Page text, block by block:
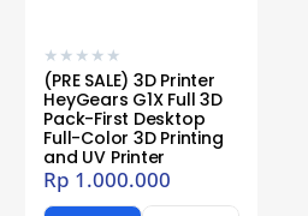
★ ★ ★ ★ ★
(PRE SALE) 3D Printer
HeyGears G1X Full 3D
Pack-First Desktop
Full-Color 3D Printing
and UV Printer
Rp 1.000.000